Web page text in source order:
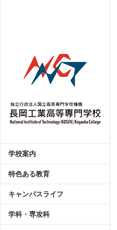
学校案内
特色ある教育
キャンパスライフ
学科・専攻科